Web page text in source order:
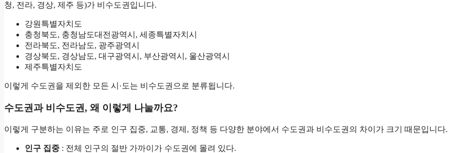
청, 전라, 경상, 제주 등)가 비수도권입니다.
강원특별자치도
충청북도, 충청남도대전광역시, 세종특별자치시
전라북도, 전라남도, 광주광역시
경상북도, 경상남도, 대구광역시, 부산광역시, 울산광역시
제주특별자치도
이렇게 수도권을 제외한 모든 시·도는 비수도권으로 분류됩니다.
수도권과 비수도권, 왜 이렇게 나눌까요?
이렇게 구분하는 이유는 주로 인구 집중, 교통, 경제, 정책 등 다양한 분야에서 수도권과 비수도권의 차이가 크기 때문입니다.
인구 집중 : 전체 인구의 절반 가까이가 수도권에 몰려 있다.